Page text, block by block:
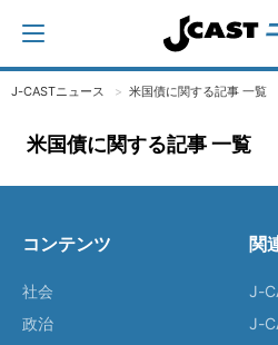
J-CASTニュース 米国債に関する記事 一覧
米国債に関する記事 一覧
コンテンツ
社会
政治
関
J-
J-